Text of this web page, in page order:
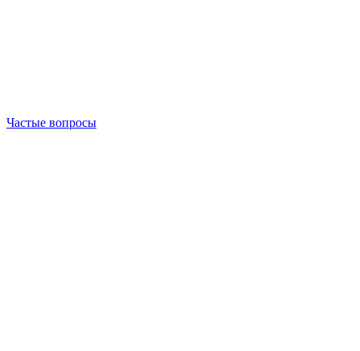
Частые вопросы